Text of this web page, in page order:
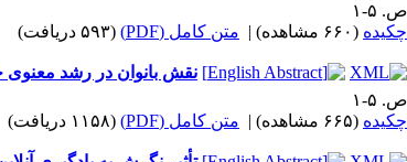
ص. ۵-۱
چکیده (۶۶۰ مشاهده) | متن کامل (PDF) (۵۹۳ دریافت)
نقش بانوان در رشد معنوی
ص. ۵-۱
چکیده (۶۶۵ مشاهده) | متن کامل (PDF) (۱۱۵۸ دریافت)